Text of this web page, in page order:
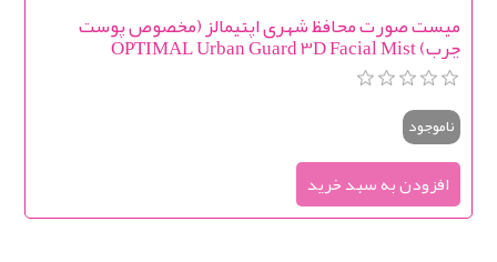
میست صورت محافظ شهری اپتیمالز (مخصوص پوست
چرب) OPTIMAL Urban Guard 3D Facial Mist
ناموجود